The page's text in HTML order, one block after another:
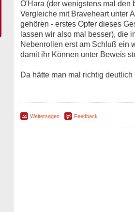
O'Hara (der wenigstens mal den
Vergleiche mit Braveheart unter
gehören - erstes Opfer dieses
lassen wir also mal besser), die
Nebenrollen erst am Schluß ein
damit ihr Können unter Beweis
Da hätte man mal richtig
Weitersagen Feedback